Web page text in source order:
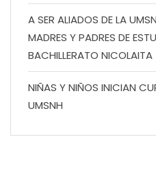
A SER ALIADOS DE LA
MADRES Y PADRES DE
BACHILLERATO NICOLAITA
NIÑAS Y NIÑOS INICIAN
UMSNH